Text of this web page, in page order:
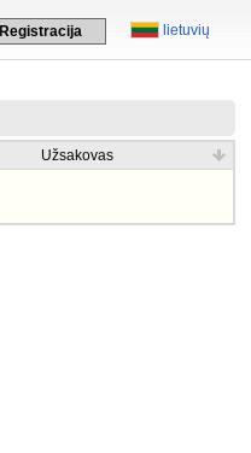
lietuvių
Registracija
Užsakovas